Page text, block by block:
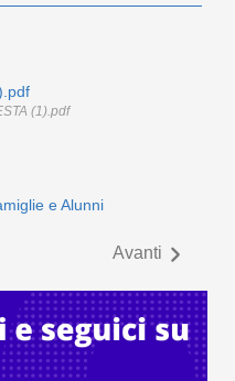
(1).pdf
e Alunni
Avanti